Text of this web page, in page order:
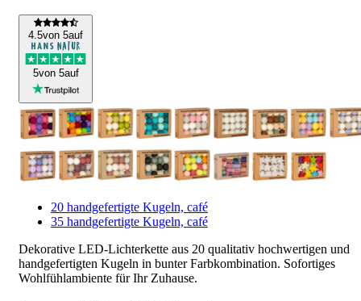
4.5von 5auf
5von 5auf
20 handgefertigte Kugeln, café
35 handgefertigte Kugeln, café
Dekorative LED-Lichterkette aus 20 qualitativ hochwertigen und
handgefertigten Kugeln in bunter Farbkombination. Sofortiges
Wohlfühlambiente für Ihr Zuhause.